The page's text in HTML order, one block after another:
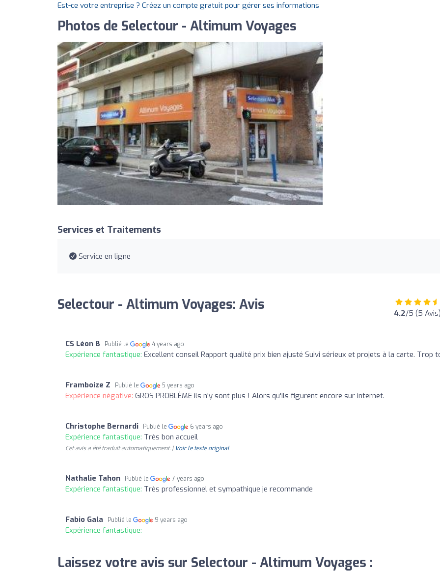
Est-ce votre entreprise ? Créez un compte gratuit pour gérer ses informations
Photos de Selectour - Altimum Voyages
Services et Traitements
Service en ligne
Selectour - Altimum Voyages: Avis 4.2/5 (5 Avis)
CS Léon B Publié le 4 years ago
Expérience fantastique: Excellent conseil Rapport qualité prix bien ajusté Suivi sérieux et projets à la carte. Trop
Framboize Z Publié le 5 years ago
Expérience négative: GROS PROBLÈME ils n'y sont plus ! Alors qu'ils figurent encore sur internet.
Christophe Bernardi Publié le 6 years ago
Expérience fantastique: Très bon accueil
Cet avis a été traduit automatiquement. | Voir le texte original
Nathalie Tahon Publié le 7 years ago
Expérience fantastique: Très professionnel et sympathique je recommande
Fabio Gala Publié le 9 years ago
Expérience fantastique:
Laissez votre avis sur Selectour - Altimum Voyages :